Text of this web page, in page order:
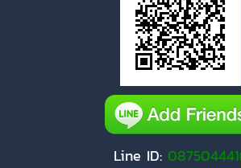
Line ID: